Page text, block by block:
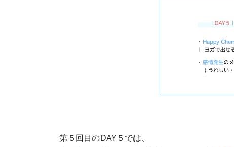
第５回目のDAY５では、